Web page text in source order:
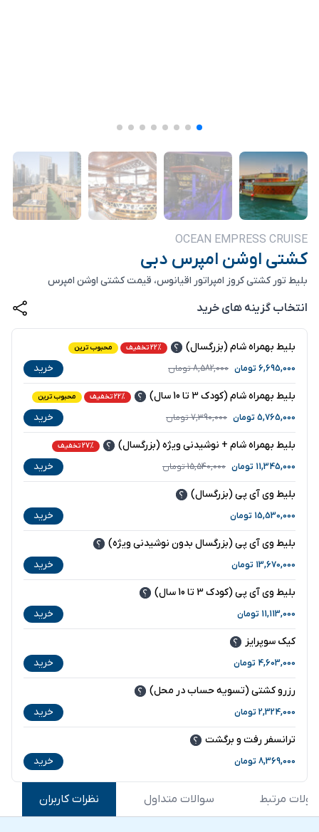
OCEAN EMPRESS CRUISE
کشتی اوشن امپرس دبی
بلیط تور کشتی کروز امپراتور اقیانوس، قیمت کشتی اوشن امپرس
انتخاب گزینه های خرید
بلیط بهمراه شام (بزرگسال) 22% تخفیف محبوب ترین
6,695,000 تومان 8,582,000تومان خرید
بلیط بهمراه شام (کودک 3 تا 10 سال) 22% تخفیف محبوب ترین
5,765,000 تومان 7,390,000تومان خرید
بلیط بهمراه شام + نوشیدنی ویژه (بزرگسال) 27% تخفیف
11,345,000 تومان 15,540,000تومان خرید
بلیط وی آی پی (بزرگسال)
15,530,000 تومان خرید
بلیط وی آی پی (بزرگسال بدون نوشیدنی ویژه)
13,670,000 تومان خرید
بلیط وی آی پی (کودک 3 تا 10 سال)
11,113,000 تومان خرید
کیک سوپرایز
4,603,000 تومان خرید
رزرو کشتی (تسویه حساب در محل)
2,324,000 تومان خرید
ترانسفر رفت و برگشت
8,369,000 تومان خرید
مرتبط سوالات متداول نظرات کاربران